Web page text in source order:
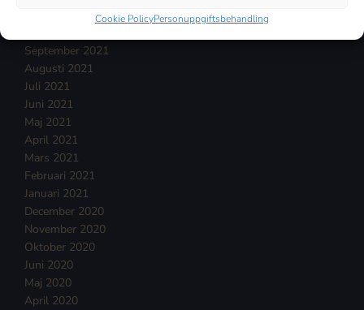
Cookie PolicyPersonuppgiftsbehandling
November 2021
September 2021
Augusti 2021
Juli 2021
Juni 2021
Maj 2021
April 2021
Mars 2021
Februari 2021
Januari 2021
December 2020
November 2020
Oktober 2020
Juni 2020
Maj 2020
April 2020